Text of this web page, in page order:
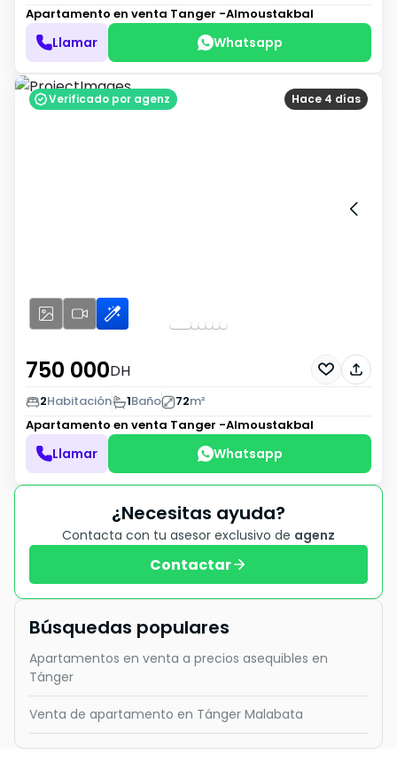
Apartamento en venta Tanger -Almoustakbal
Llamar Whatsapp
Hace 4 días
Verificado por agenz
750 000DH
2Habitación 1Baño 72m²
Apartamento en venta Tanger -Almoustakbal
Llamar Whatsapp
¿Necesitas ayuda?
Contacta con tu asesor exclusivo de agenz
Contactar
Búsquedas populares
Apartamentos en venta a precios asequibles en
Tánger
Venta de apartamento en Tánger Malabata